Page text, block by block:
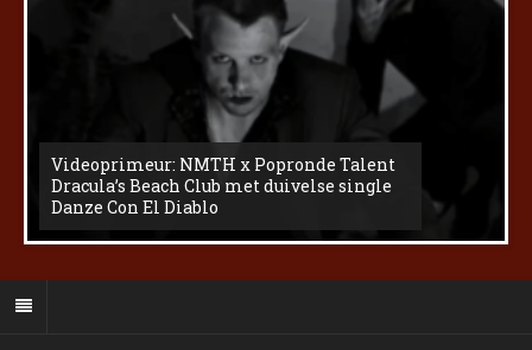
Videoprimeur: NMTH x Popronde Talent
Dracula’s Beach Club met duivelse single
Danze Con El Diablo